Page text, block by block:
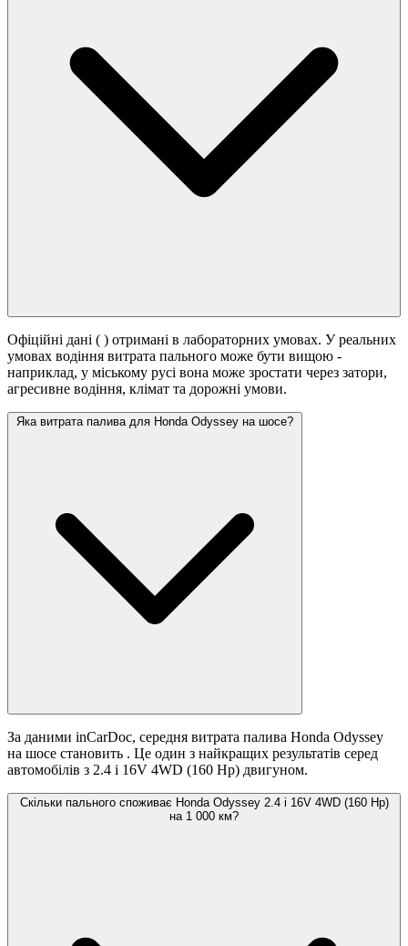
Офіційні дані ( ) отримані в лабораторних умовах. У реальних
умовах водіння витрата пального може бути вищою -
наприклад, у міському русі вона може зростати через затори,
агресивне водіння, клімат та дорожні умови.
Яка витрата палива для Honda Odyssey на шосе?
За даними inCarDoc, середня витрата палива Honda Odyssey
на шосе становить . Це один з найкращих результатів серед
автомобілів з 2.4 i 16V 4WD (160 Hp) двигуном.
Скільки пального споживає Honda Odyssey 2.4 i 16V 4WD (160 Hp)
на 1 000 км?